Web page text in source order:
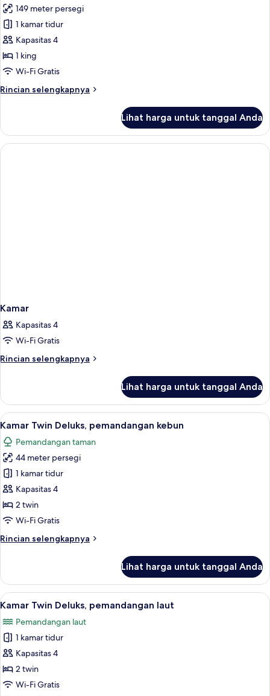
King
(Magellan)
untuk
Suite
Klub,
1
Tempat
King
149 meter persegi
1 kamar tidur
Kapasitas 4
1 king
Wi-Fi Gratis
Rincian selengkapnya
Rincian
Suite
Klub,
1
Lihat harga untuk tanggal Anda
Kamar
Kapasitas 4
Wi-Fi Gratis
Rincian selengkapnya
Rincian
Kamar
Lihat harga untuk tanggal Anda
Lihat
semua
foto
untuk
Kamar
Twin
Deluks,
pemandangan
Kamar Twin Deluks, pemandangan
5
Kamar Twin Deluks, pemandangan kebun
Pemandangan taman
44 meter persegi
1 kamar tidur
Kapasitas 4
2 twin
Wi-Fi Gratis
Rincian selengkapnya
Rincian
Kamar
Twin
Deluks,
kebun
Lihat harga untuk tanggal Anda
Lihat
semua
foto
untuk
Kamar
Twin
Deluks,
Minibar, brankas, meja kerja, dan
6
Kamar Twin Deluks, pemandangan laut
Pemandangan laut
1 kamar tidur
Kapasitas 4
2 twin
Wi-Fi Gratis